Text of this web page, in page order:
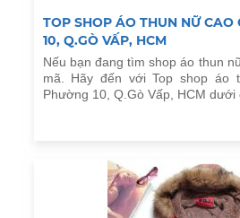
TOP SHOP ÁO THUN NỮ CAO
10, Q.GÒ VẤP, HCM
Nếu bạn đang tìm shop áo thun
mã. Hãy đến với Top shop áo
Phường 10, Q.Gò Vấp, HCM dưới